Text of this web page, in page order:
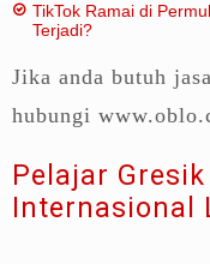
TikTok Ramai di
Terjadi?
Jika anda butuh
hubungi
Pelajar
Internasional